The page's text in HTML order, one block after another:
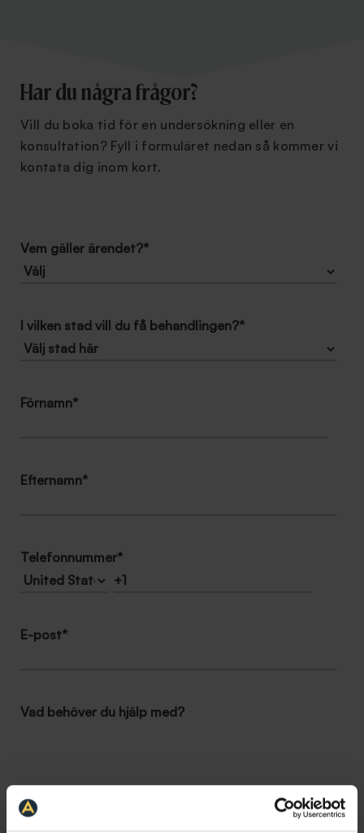
Har du några frågor?
Vill du boka tid för en undersökning eller en
konsultation? Fyll i formuläret nedan så kommer vi
kontata dig inom kort.
Vem gäller ärendet?*
I vilken stad vill du få behandlingen?*
Förnamn*
Efternamn*
Telefonnummer*
E-post*
Vad behöver du hjälp med?